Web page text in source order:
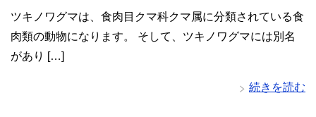
ツキノワグマは、食肉目クマ科クマ属に分類されている食
肉類の動物になります。 そして、ツキノワグマには別名
があり […]
続きを読む